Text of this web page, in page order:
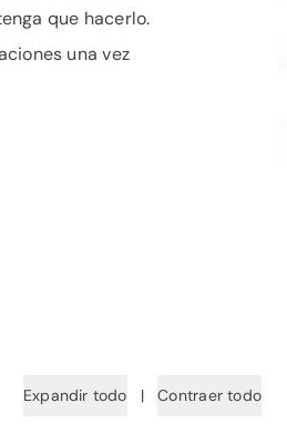
que hacerlo.
una vez
Expandir todo | Contraer todo